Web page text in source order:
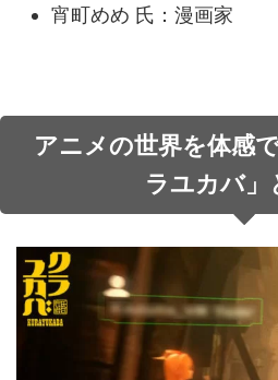
宵町めめ 氏：漫画家
アニメの世界を体感
ラユカバ」